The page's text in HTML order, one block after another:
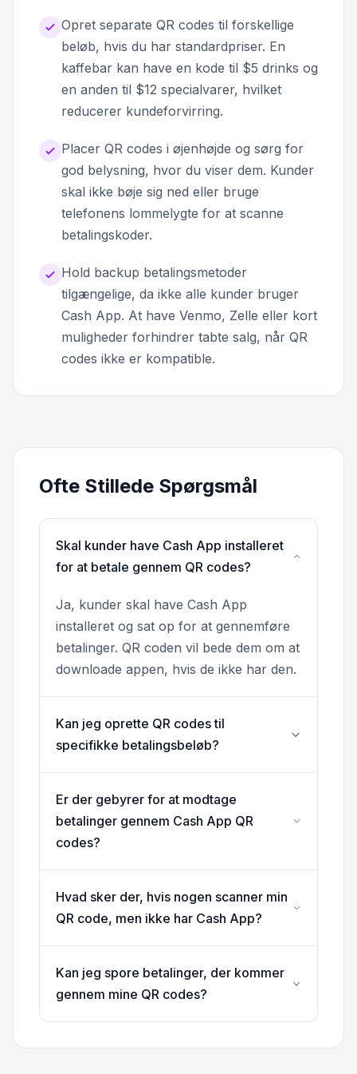
Opret separate QR codes til forskellige
beløb, hvis du har standardpriser. En
kaffebar kan have en kode til $5 drinks og
en anden til $12 specialvarer, hvilket
reducerer kundeforvirring.
Placer QR codes i øjenhøjde og sørg for
god belysning, hvor du viser dem. Kunder
skal ikke bøje sig ned eller bruge
telefonens lommelygte for at scanne
betalingskoder.
Hold backup betalingsmetoder
tilgængelige, da ikke alle kunder bruger
Cash App. At have Venmo, Zelle eller kort
muligheder forhindrer tabte salg, når QR
codes ikke er kompatible.
Ofte Stillede Spørgsmål
Skal kunder have Cash App installeret
for at betale gennem QR codes?
Ja, kunder skal have Cash App
installeret og sat op for at gennemføre
betalinger. QR coden vil bede dem om at
downloade appen, hvis de ikke har den.
Kan jeg oprette QR codes til
specifikke betalingsbeløb?
Er der gebyrer for at modtage
betalinger gennem Cash App QR
codes?
Hvad sker der, hvis nogen scanner min
QR code, men ikke har Cash App?
Kan jeg spore betalinger, der kommer
gennem mine QR codes?